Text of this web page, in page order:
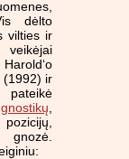
dėlto
vilties ir
(1992) ir
pateikė
pozicijų,